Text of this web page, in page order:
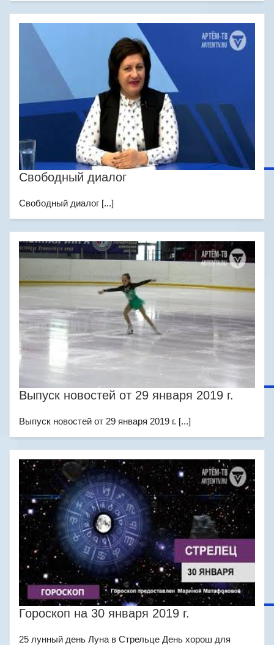
Свободный диалог
Свободный диалог [...]
Выпуск новостей от 29 января 2019 г.
Выпуск новостей от 29 января 2019 г. [...]
Гороскоп на 30 января 2019 г.
25 лунный день Луна в Стрельце День хорош для